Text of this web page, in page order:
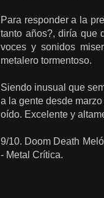
Para responder a la
tanto años?, diría que
voces y sonidos
metalero tormentoso.
Siendo inusual que
a la gente desde
oído. Excelente y
9/10. Doom Death
- Metal Crítica.